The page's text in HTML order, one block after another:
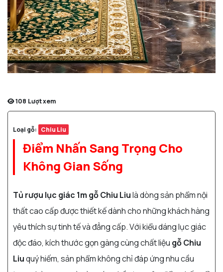
108 Lượt xem
Loại gỗ: Chiu Liu
Điểm Nhấn Sang Trọng Cho
Không Gian Sống
Tủ rượu lục giác 1m gỗ Chiu Liulà dòng sản phẩm nội
thất cao cấp được thiết kế dành cho những khách hàng
yêu thích sự tinh tế và đẳng cấp. Với kiểu dáng lục giác
độc đáo, kích thước gọn gàng cùng chất liệu gỗ Chiu
Liuquý hiếm, sản phẩm không chỉ đáp ứng nhu cầu